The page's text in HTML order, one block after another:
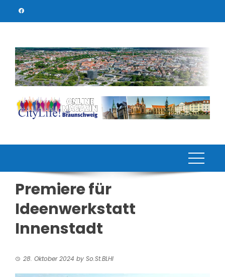
Premiere für
Ideenwerkstatt
Innenstadt
28. Oktober 2024 by So.St.BLHI